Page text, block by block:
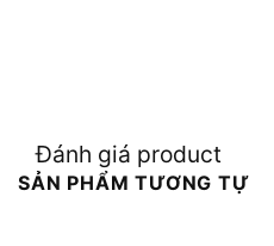
Đánh giá product
SẢN PHẨM TƯƠNG TỰ